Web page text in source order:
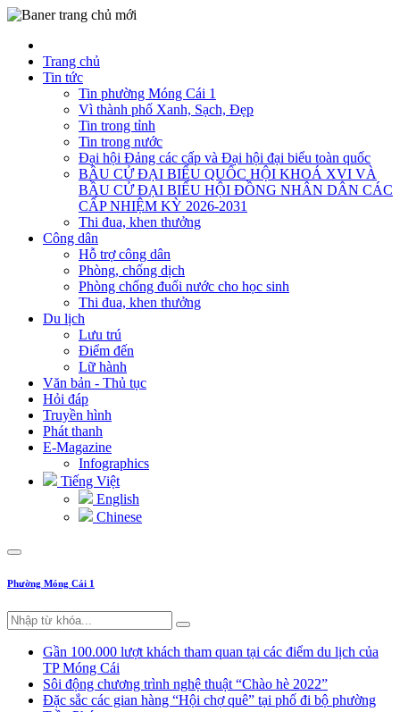
Trang chủ
Tin tức
Tin phường Móng Cái 1
Vì thành phố Xanh, Sạch, Đẹp
Tin trong tỉnh
Tin trong nước
Đại hội Đảng các cấp và Đại hội đại biểu toàn quốc
BẦU CỬ ĐẠI BIỂU QUỐC HỘI KHOÁ XVI VÀ
BẦU CỬ ĐẠI BIỂU HỘI ĐỒNG NHÂN DÂN CÁC
CẤP NHIỆM KỲ 2026-2031
Thi đua, khen thưởng
Công dân
Hỗ trợ công dân
Phòng, chống dịch
Phòng chống đuối nước cho học sinh
Thi đua, khen thưởng
Du lịch
Lưu trú
Điểm đến
Lữ hành
Văn bản - Thủ tục
Hỏi đáp
Truyền hình
Phát thanh
E-Magazine
Infographics
Tiếng Việt
English
Chinese
Phường Móng Cái 1
Gần 100.000 lượt khách tham quan tại các điểm du lịch của
TP Móng Cái
Sôi động chương trình nghệ thuật “Chào hè 2022”
Đặc sắc các gian hàng “Hội chợ quê” tại phố đi bộ phường